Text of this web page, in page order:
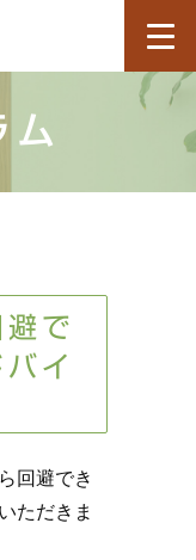
ム
避で
イ
回避でき
ただきま